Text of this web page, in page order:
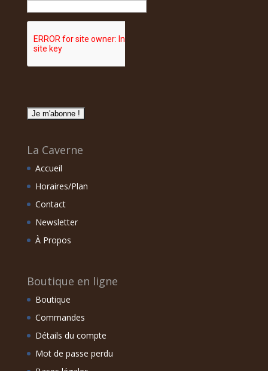
La Caverne
Accueil
Horaires/Plan
Contact
Newsletter
À Propos
Boutique en ligne
Boutique
Commandes
Détails du compte
Mot de passe perdu